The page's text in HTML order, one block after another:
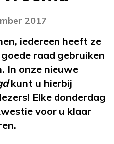
2017
iedereen heeft ze
raad gebruiken
In onze nieuwe
kunt u hierbij
Elke donderdag
voor u klaar